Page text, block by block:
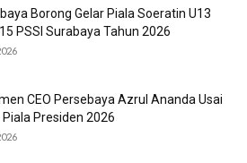
Borong Gelar Piala Soeratin U13
PSSI Surabaya Tahun 2026
CEO Persebaya Azrul Ananda Usai
Presiden 2026